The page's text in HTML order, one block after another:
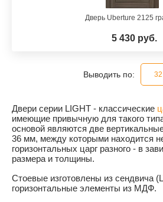
Дверь Uberture 2125
5 430 руб.
Выводить по: 32
Двери серии LIGHT - классические
имеющие привычную для такого
основой являются две
36 мм, между которыми находится
горизонтальных царг разного - в
размера и толщины.
Стоевые изготовлены из сендвича
горизонтальные элементы из МДФ.